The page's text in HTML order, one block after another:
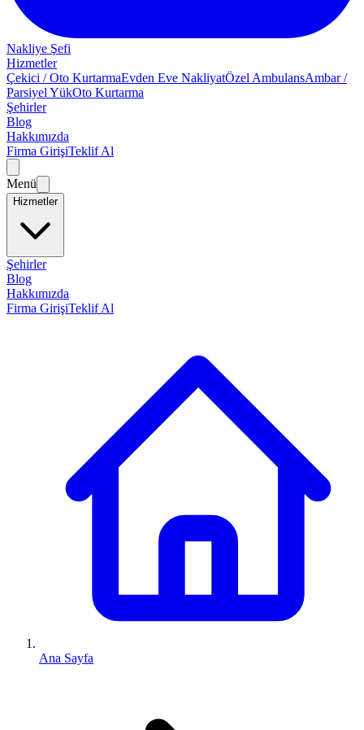
Nakliye Şefi
Hizmetler
Çekici / Oto KurtarmaEvden Eve NakliyatÖzel AmbulansAmbar /
Parsiyel YükOto Kurtarma
Şehirler
Blog
Hakkımızda
Firma GirişiTeklif Al
Menü
Hizmetler
Şehirler
Blog
Hakkımızda
Firma GirişiTeklif Al
Ana Sayfa